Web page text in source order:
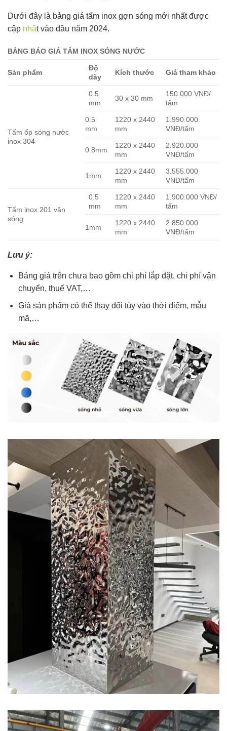
Dưới đây là bảng giá tấm inox gợn sóng mới nhất được
cập nhật vào đầu năm 2024.
BẢNG BÁO GIÁ TẤM INOX SÓNG NƯỚC
Sản phẩm
Độ
dày
Kích thước Giá tham khảo
Tấm ốp sóng nước
inox 304
0.5
mm
30 x 30 mm
150.000 VNĐ/
tấm
0.5
mm
1220 x 2440
mm
1.990.000
VNĐ/tấm
0.8mm
1220 x 2440
mm
2.920.000
VNĐ/tấm
1mm
1220 x 2440
mm
3.555.000
VNĐ/tấm
Tấm inox 201 vân
sóng
0.5
mm
1220 x 2440
mm
1.900.000 VNĐ/
tấm
1mm
1220 x 2440
mm
2.850.000
VNĐ/tấm
Lưu ý:
Bảng giá trên chưa bao gồm chi phí lắp đặt, chi phí vận
chuyển, thuế VAT,…
Giá sản phẩm có thể thay đổi tùy vào thời điểm, mẫu
mã,…